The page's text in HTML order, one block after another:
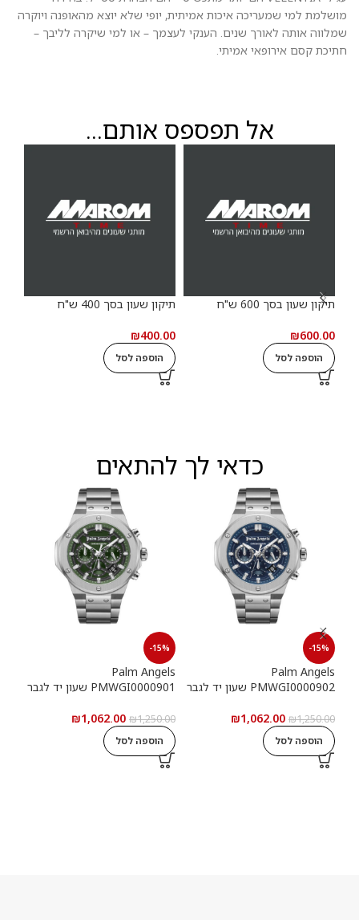
מושלמת למי שמעריכה איכות אמיתית, יופי שלא יוצא מהאופנה ויוקרה
שמלווה אותה לאורך שנים. הענקי לעצמך – או למי שיקרה לליבך –
חתיכת קסם אירופאי אמיתי.
אל תפספס אותם...
תיקון שעון בסך 600 ש"ח
₪600.00
הוספה לסל
תיקון שעון בסך 400 ש"ח
₪400.00
הוספה לסל
כדאי לך להתאים
-15%
Palm Angels
PMWGI0000902 שעון יד לגבר
₪1,250.00
₪1,062.00
הוספה לסל
-15%
Palm Angels
PMWGI0000901 שעון יד לגבר
₪1,250.00
₪1,062.00
הוספה לסל